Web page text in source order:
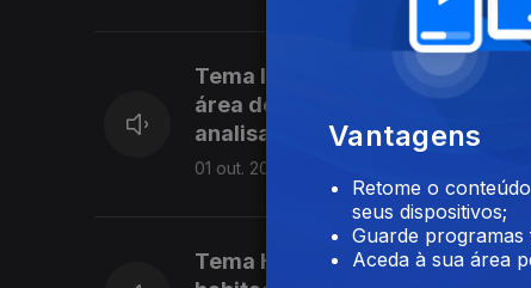
Tema Investimento Público:
área do investimento público.
analisa.
01 out. 2019
Tema Habitação: Os partidos
Vantagens
Retome o
seus dispositivos;
Guarde programas
Aceda à sua área